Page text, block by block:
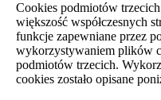
Cookies podmiotów
większość współczesnych
funkcje zapewniane przez
wykorzystywaniem plików
podmiotów trzecich.
cookies zostało opisane